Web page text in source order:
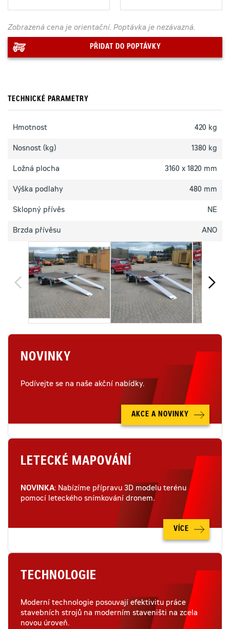
Zobrazená cena je orientační. Poptávka je nezávazná.
PŘIDAT DO POPTÁVKY
TECHNICKÉ PARAMETRY
Hmotnost 420 kg
Nosnost (kg) 1380 kg
Ložná plocha 3160 x 1820 mm
Výška podlahy 480 mm
Sklopný přívěs NE
Brzda přívěsu ANO
NOVINKY
Podívejte se na naše akční nabídky.
AKCE A NOVINKY
LETECKÉ MAPOVÁNÍ
NOVINKA: Nabízíme přípravu 3D modelu terénu
pomocí leteckého snímkování dronem.
VÍCE
TECHNOLOGIE
Moderní technologie posouvají efektivitu práce
stavebních strojů na moderním staveništi na zcela
novou úroveň.